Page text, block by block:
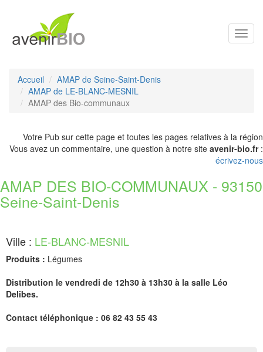
Accueil
AMAP de Seine-Saint-Denis
AMAP de LE-BLANC-MESNIL
AMAP des Bio-communaux
Votre Pub sur cette page et toutes les pages relatives à la région
Vous avez un commentaire, une question à notre site avenir-bio.fr:
écrivez-nous
AMAP DES BIO-COMMUNAUX - 93150
Seine-Saint-Denis
Ville : LE-BLANC-MESNIL
Produits : Légumes
Distribution le vendredi de 12h30 à 13h30 à la salle Léo
Delibes.
Contact téléphonique : 06 82 43 55 43